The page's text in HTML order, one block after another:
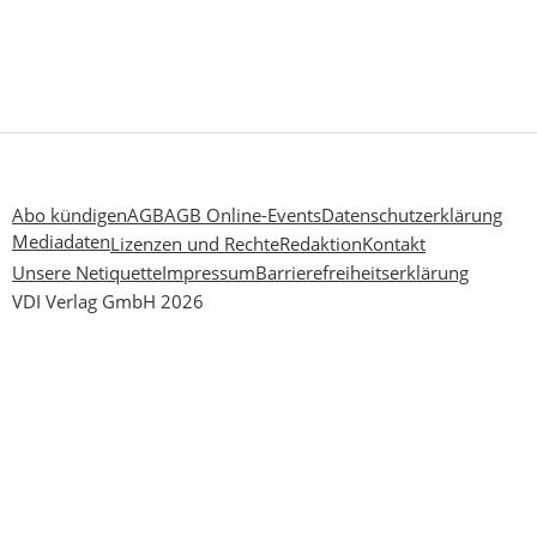
Abo kündigenAGBAGB Online-EventsDatenschutzerklärung
MediadatenLizenzen und RechteRedaktionKontakt
Unsere NetiquetteImpressumBarrierefreiheitserklärung
VDI Verlag GmbH 2026